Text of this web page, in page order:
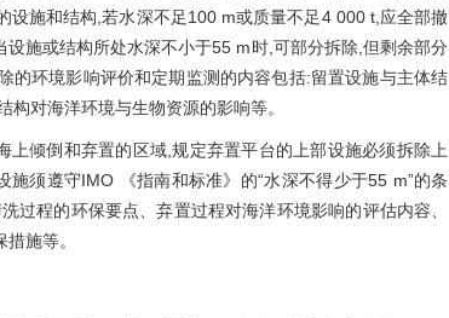
施和结构,若水深不足100 m或质量不足4 000 t,应全部撤
施或结构所处水深不小于55 m时,可部分拆除,但剩余部分
的环境影响评价和定期监测的内容包括:留置设施与主体结
对海洋环境与生物资源的影响等。
上倾倒和弃置的区域,规定弃置平台的上部设施必须拆除上
须遵守IMO 《指南和标准》的“水深不得少于55 m”的条
过程的环保要点、弃置过程对海洋环境影响的评估内容、
施等。